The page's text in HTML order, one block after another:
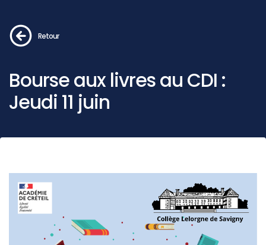
Retour
Bourse aux livres au CDI :
Jeudi 11 juin